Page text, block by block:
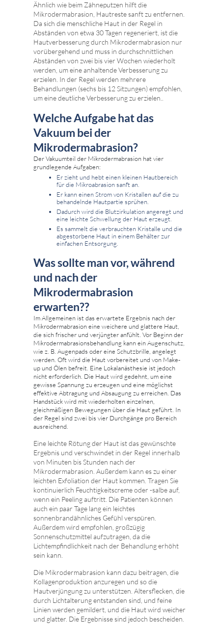
Ähnlich wie beim Zähneputzen hilft die
Mikrodermabrasion, Hautreste sanft zu entfernen.
Da sich die menschliche Haut in der Regel in
Abständen von etwa 30 Tagen regeneriert, ist die
Hautverbesserung durch Mikrodermabrasion nur
vorübergehend und muss in durchschnittlichen
Abständen von zwei bis vier Wochen wiederholt
werden, um eine anhaltende Verbesserung zu
erzielen. In der Regel werden mehrere
Behandlungen (sechs bis 12 Sitzungen) empfohlen,
um eine deutliche Verbesserung zu erzielen..
Welche Aufgabe hat das
Vakuum bei der
Mikrodermabrasion?
Der Vakuumteil der Mikrodermabrasion hat vier
grundlegende Aufgaben:
Er zieht und hebt einen kleinen Hautbereich
für die Mikroabrasion sanft an.
Er kann einen Strom von Kristallen auf die zu
behandelnde Hautpartie sprühen.
Dadurch wird die Blutzirkulation angeregt und
eine leichte Schwellung der Haut erzeugt.
Es sammelt die verbrauchten Kristalle und die
abgestorbene Haut in einem Behälter zur
einfachen Entsorgung.
Was sollte man vor, während
und nach der
Mikrodermabrasion
erwarten??
Im Allgemeinen ist das erwartete Ergebnis nach der
Mikrodermabrasion eine weichere und glattere Haut,
die sich frischer und verjüngter anfühlt. Vor Beginn der
Mikrodermabrasionsbehandlung kann ein Augenschutz,
wie z. B. Augenpads oder eine Schutzbrille, angelegt
werden. Oft wird die Haut vorbereitet und von Make-
up und Ölen befreit. Eine Lokalanästhesie ist jedoch
nicht erforderlich. Die Haut wird gedehnt, um eine
gewisse Spannung zu erzeugen und eine möglichst
effektive Abtragung und Absaugung zu erreichen. Das
Handstück wird mit wiederholten einzelnen,
gleichmäßigen Bewegungen über die Haut geführt. In
der Regel sind zwei bis vier Durchgänge pro Bereich
ausreichend.
Eine leichte Rötung der Haut ist das gewünschte
Ergebnis und verschwindet in der Regel innerhalb
von Minuten bis Stunden nach der
Mikrodermabrasion. Außerdem kann es zu einer
leichten Exfoliation der Haut kommen. Tragen Sie
kontinuierlich Feuchtigkeitscreme oder -salbe auf,
wenn ein Peeling auftritt. Die Patienten können
auch ein paar Tage lang ein leichtes
sonnenbrandähnliches Gefühl verspüren.
Außerdem wird empfohlen, großzügig
Sonnenschutzmittel aufzutragen, da die
Lichtempfindlichkeit nach der Behandlung erhöht
sein kann.
Die Mikrodermabrasion kann dazu beitragen, die
Kollagenproduktion anzuregen und so die
Hautverjüngung zu unterstützen. Altersflecken, die
durch Lichtalterung entstanden sind, und feine
Linien werden gemildert, und die Haut wird weicher
und glatter. Die Ergebnisse sind jedoch bescheiden.